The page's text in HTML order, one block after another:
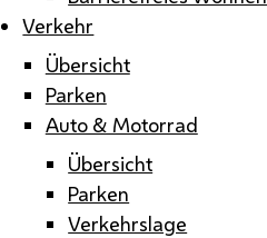
Verkehr
Übersicht
Parken
Auto & Motorrad
Übersicht
Parken
Verkehrslage